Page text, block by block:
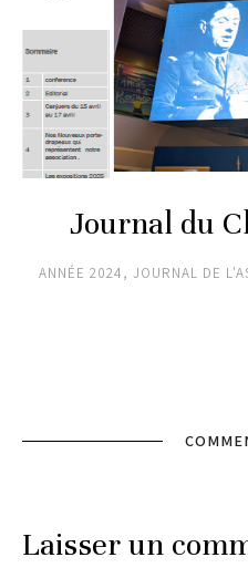
Journal du
ANNÉE 2024, JOURNAL DE
Laisser un